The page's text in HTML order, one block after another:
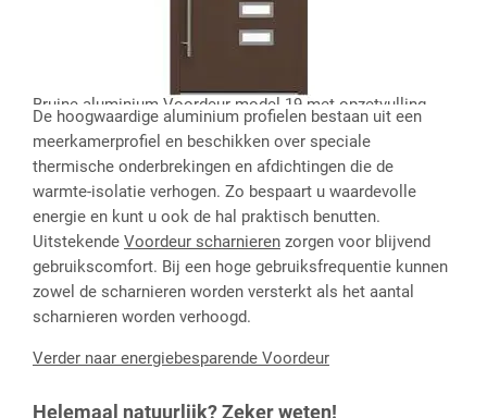
Bruine aluminium Voordeur model 19 met opzetvulling
De hoogwaardige aluminium profielen bestaan uit een
meerkamerprofiel en beschikken over speciale
thermische onderbrekingen en afdichtingen die de
warmte-isolatie verhogen. Zo bespaart u waardevolle
energie en kunt u ook de hal praktisch benutten.
Uitstekende Voordeur scharnieren zorgen voor blijvend
gebruikscomfort. Bij een hoge gebruiksfrequentie kunnen
zowel de scharnieren worden versterkt als het aantal
scharnieren worden verhoogd.
Verder naar energiebesparende Voordeur
Helemaal natuurlijk? Zeker weten!